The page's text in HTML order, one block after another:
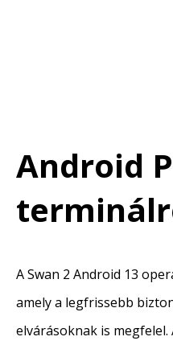
Android
A Swan 2 Android 13
amely a legfrissebb
elvárásoknak is megfelel.